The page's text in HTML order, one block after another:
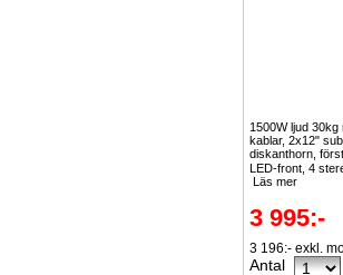
1500W ljud 30kg
kablar, 2x12"
diskanthorn,
LED-front, 4
Läs mer
3 995:-
3 196:- exkl.
Antal